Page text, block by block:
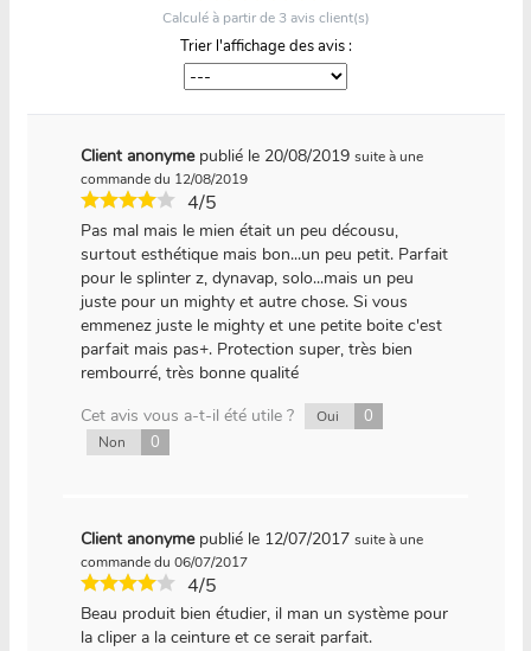
Calculé à partir de 3avis client(s)
Trier l'affichage des avis :
Client anonyme publié le 20/08/2019 suite à une
commande du 12/08/2019
4/5
Pas mal mais le mien était un peu décousu,
surtout esthétique mais bon...un peu petit. Parfait
pour le splinter z, dynavap, solo...mais un peu
juste pour un mighty et autre chose. Si vous
emmenez juste le mighty et une petite boite c'est
parfait mais pas+. Protection super, très bien
rembourré, très bonne qualité
Cet avis vous a-t-il été utile ?
Oui 0
Non 0
Client anonyme publié le 12/07/2017 suite à une
commande du 06/07/2017
4/5
Beau produit bien étudier, il man un système pour
la cliper a la ceinture et ce serait parfait.